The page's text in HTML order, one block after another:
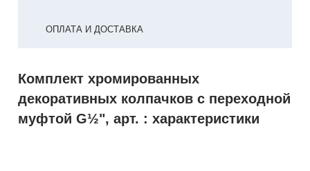
ОПЛАТА И ДОСТАВКА
Комплект хромированных
декоративных колпачков с переходной
муфтой G½", арт. : характеристики